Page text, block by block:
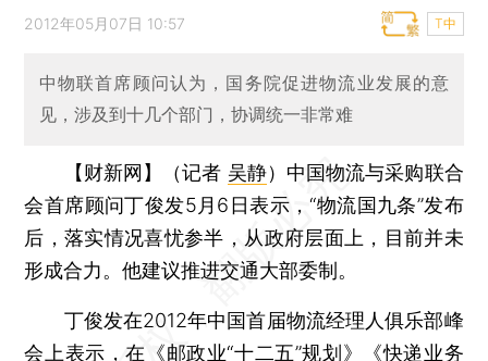
2012年05月07日 10:57 T中
中物联首席顾问认为，国务院促进物流业发展的意
见，涉及到十几个部门，协调统一非常难
【财新网】（记者 吴静） 中国物流与采购联合
会首席顾问丁俊发5月6日表示，“物流国九条”发布
后，落实情况喜忧参半，从政府层面上，目前并未
形成合力。他建议推进交通大部委制。
丁俊发在2012年中国首届物流经理人俱乐部峰
会上表示，在《邮政业“十二五”规划》《快递业务